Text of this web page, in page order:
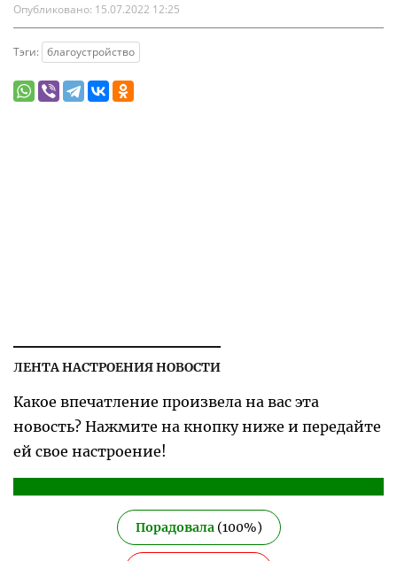
Опубликовано: 15.07.2022 12:25
Тэги: благоустройство
ЛЕНТА НАСТРОЕНИЯ НОВОСТИ
Какое впечатление произвела на вас эта
новость? Нажмите на кнопку ниже и передайте
ей свое настроение!
Порадовала(100%)